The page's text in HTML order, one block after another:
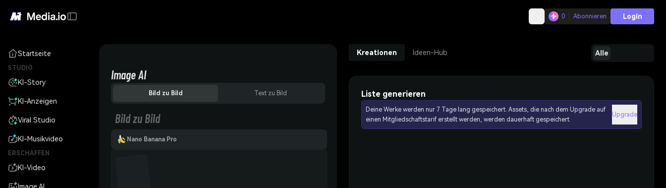
0 Abonnieren Login
Startseite
STUDIO
KI-Story
KI-Anzeigen
Viral Studio
KI-Musikvideo
ERSCHAFFEN
KI-Video
Image AI
Bild zu Bild Text zu Bild
Bild zu Bild
Nano Banana Pro
Kreationen Ideen-Hub Alle
Liste generieren
Deine Werke werden nur 7 Tage lang gespeichert. Assets, die nach dem Upgrade auf
einen Mitgliedschaftstarif erstellt werden, werden dauerhaft gespeichert.
Upgrade